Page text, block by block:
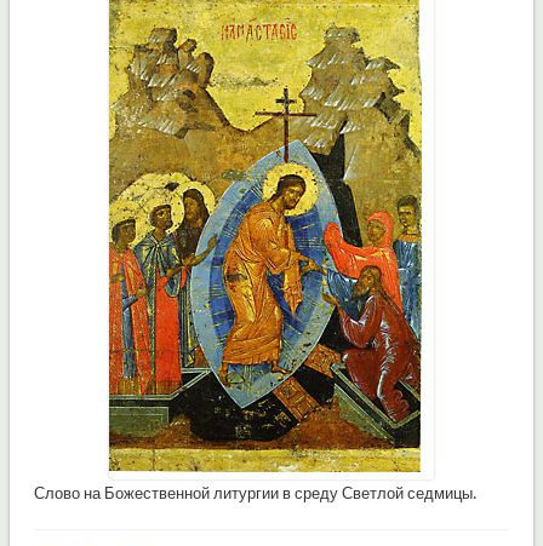
Слово на Божественной литургии в среду Светлой седмицы.